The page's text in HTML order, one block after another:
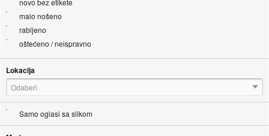
malo nošeno
rabljeno
oštećeno / neispravno
Lokacija
Odaberi
Samo oglasi sa slikom